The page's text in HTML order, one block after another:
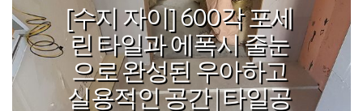
[수지 자이] 600각 포세
린 타일과 에폭시 줄눈
으로 완성된 우아하고
실용적인 공간 | 타일공